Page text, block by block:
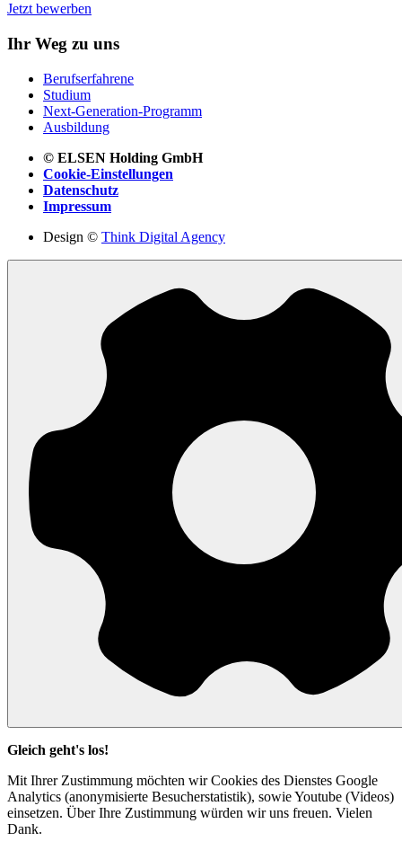
Jetzt bewerben
Ihr Weg zu uns
Berufserfahrene
Studium
Next-Generation-Programm
Ausbildung
© ELSEN Holding GmbH
Cookie-Einstellungen
Datenschutz
Impressum
Design © Think Digital Agency
Gleich geht's los!
Mit Ihrer Zustimmung möchten wir Cookies des Dienstes Google
Analytics (anonymisierte Besucherstatistik), sowie Youtube (Videos)
einsetzen. Über Ihre Zustimmung würden wir uns freuen. Vielen
Dank.